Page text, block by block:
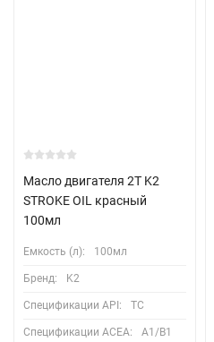
Масло двигателя 2T K2
STROKE OIL красный
100мл
Емкость (л): 100мл
Бренд: K2
Спецификации API: TC
Спецификации ACEA: A1/B1